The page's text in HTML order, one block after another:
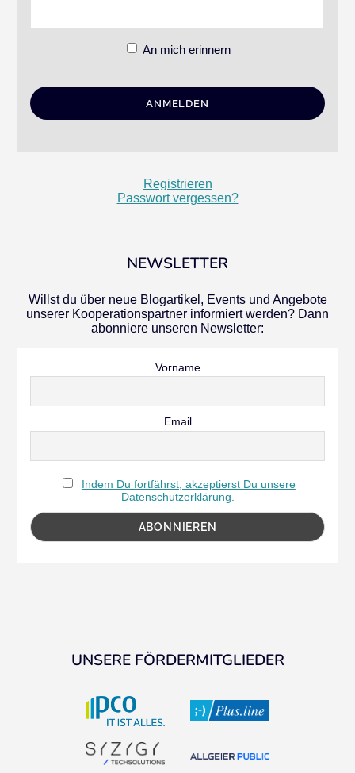
An mich erinnern
Registrieren
Passwort vergessen?
NEWSLETTER
Willst du über neue Blogartikel, Events und Angebote
unserer Kooperationspartner informiert werden? Dann
abonniere unseren Newsletter:
Vorname
Email
Indem Du fortfährst, akzeptierst Du unsere
Datenschutzerklärung.
UNSERE FÖRDERMITGLIEDER